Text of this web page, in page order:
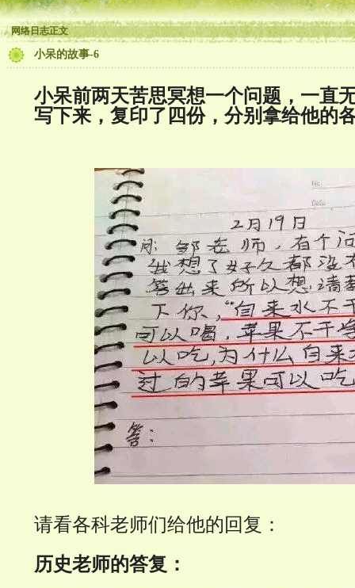
网络日志正文
小呆的故事-6
小呆前两天苦思冥想一个问题，一直
写下来，复印了四份，分别拿给他的
请看各科老师们给他的回复：
历史老师的答复：